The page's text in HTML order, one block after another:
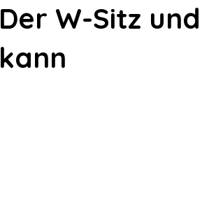
Der W-Sitz
kann